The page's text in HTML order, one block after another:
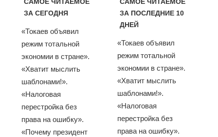
ЗА СЕГОДНЯ
«Токаев объявил
режим тотальной
экономии в стране».
«Хватит мыслить
шаблонами!».
«Налоговая
перестройка без
права на ошибку».
«Почему президент
ЗА ПОСЛЕДНИЕ 10
ДНЕЙ
«Токаев объявил
режим тотальной
экономии в стране».
«Хватит мыслить
шаблонами!».
«Налоговая
перестройка без
права на ошибку».